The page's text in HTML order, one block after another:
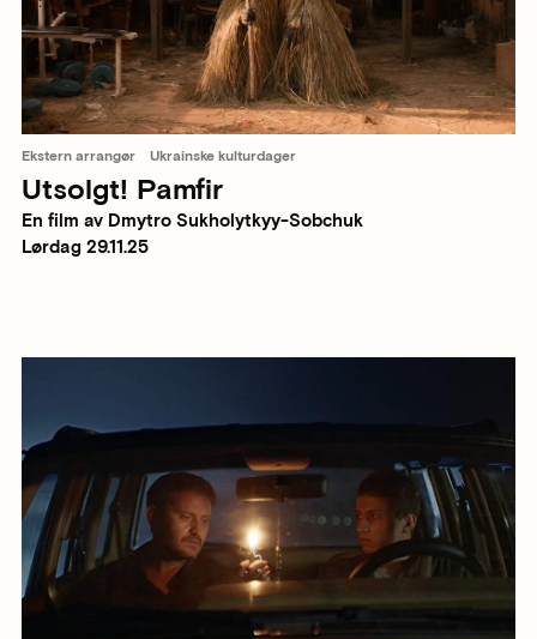
Ekstern arrangør Ukrainske kulturdager
Utsolgt! Pamfir
En film av Dmytro Sukholytkyy-Sobchuk
Lørdag 29.11.25